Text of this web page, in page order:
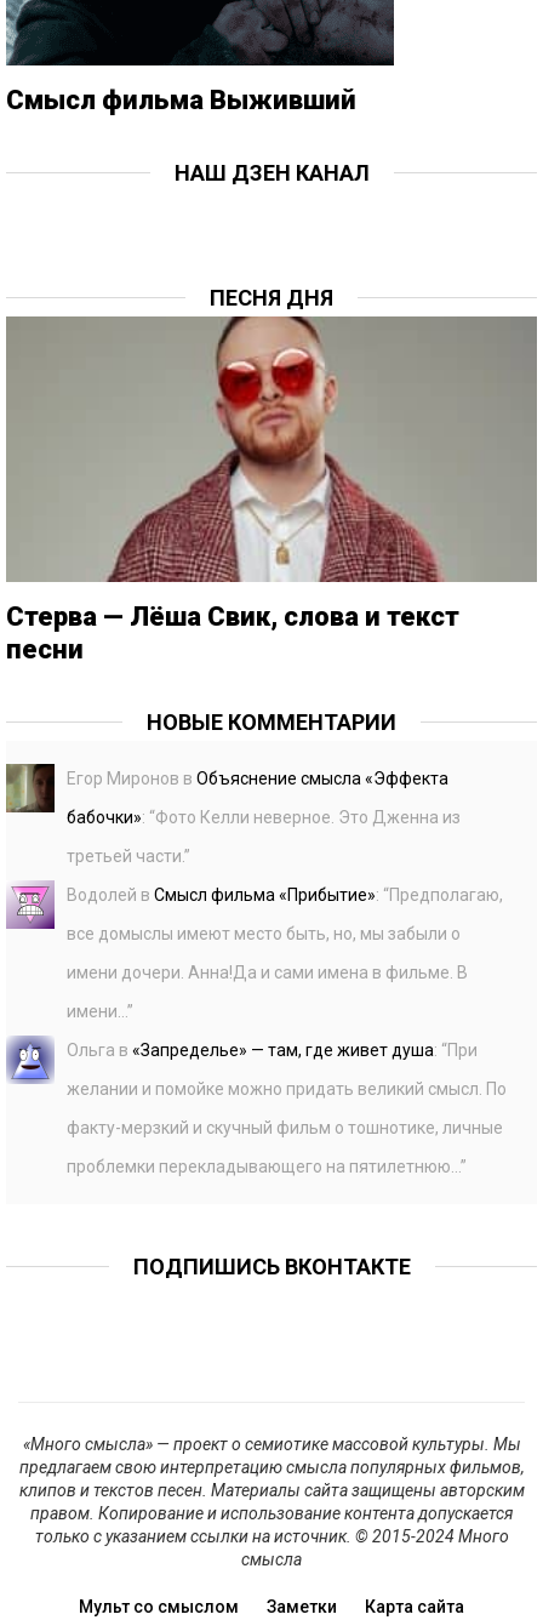
Смысл фильма Выживший
НАШ ДЗЕН КАНАЛ
ПЕСНЯ ДНЯ
Стерва — Лёша Свик, слова и текст
песни
НОВЫЕ КОММЕНТАРИИ
Егор Миронов в Объяснение смысла «Эффекта
бабочки»: “Фото Келли неверное. Это Дженна из
третьей части.”
Водолей в Смысл фильма «Прибытие»: “Предполагаю,
все домыслы имеют место быть, но, мы забыли о
имени дочери. Анна!Да и сами имена в фильме. В
имени… ”
Ольга в «Запределье» — там, где живет душа: “При
желании и помойке можно придать великий смысл. По
факту-мерзкий и скучный фильм о тошнотике, личные
проблемки перекладывающего на пятилетнюю… ”
ПОДПИШИСЬ ВКОНТАКТЕ
«Много смысла» — проект о семиотике массовой культуры. Мы
предлагаем свою интерпретацию смысла популярных фильмов,
клипов и текстов песен. Материалы сайта защищены авторским
правом. Копирование и использование контента допускается
только с указанием ссылки на источник. © 2015-2024 Много
смысла
Мульт со смыслом Заметки
Карта сайта